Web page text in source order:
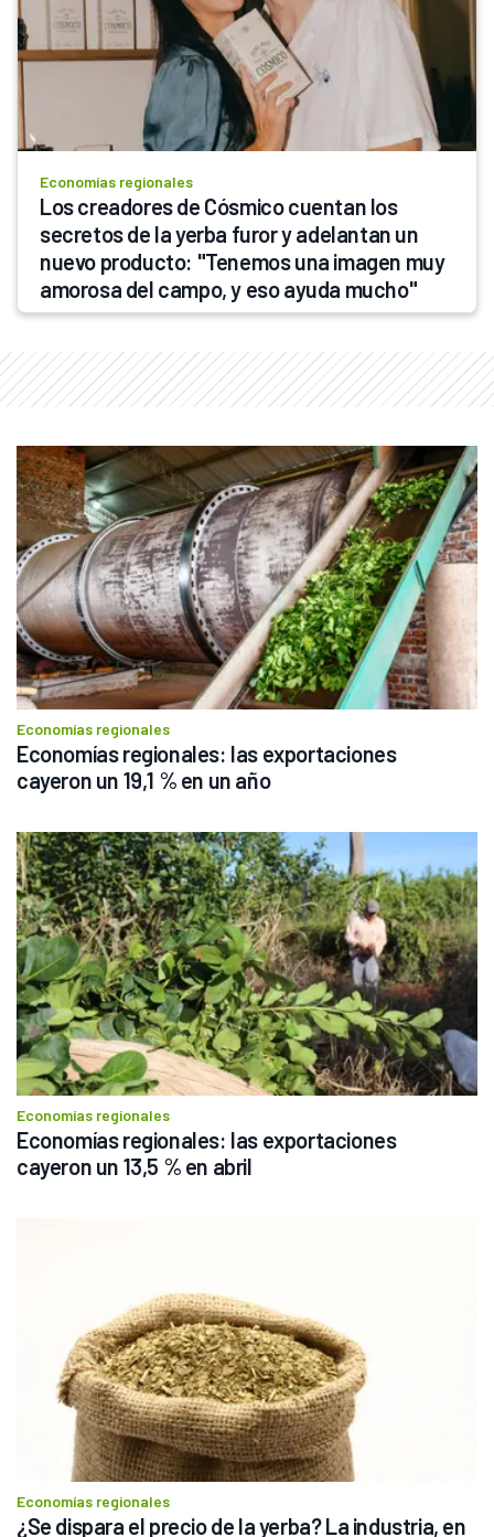
Economías regionales
Los creadores de Cósmico cuentan los
secretos de la yerba furor y adelantan un
nuevo producto: "Tenemos una imagen muy
amorosa del campo, y eso ayuda mucho"
Economías regionales
Economías regionales: las exportaciones
cayeron un 19,1 % en un año
Economías regionales
Economías regionales: las exportaciones
Economías regionales
¿Se dispara el precio de la yerba? La industria, en